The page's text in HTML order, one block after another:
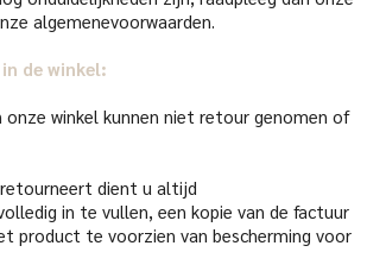
algemenevoorwaarden.
de winkel:
onze winkel kunnen niet retour genomen of
dient u altijd
in te vullen, een kopie van de factuur
product te voorzien van bescherming voor